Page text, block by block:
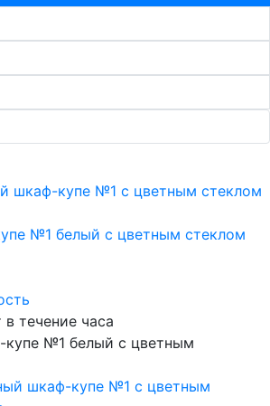
№1 белый с цветным стеклом
течение часа
№1 белый с цветным